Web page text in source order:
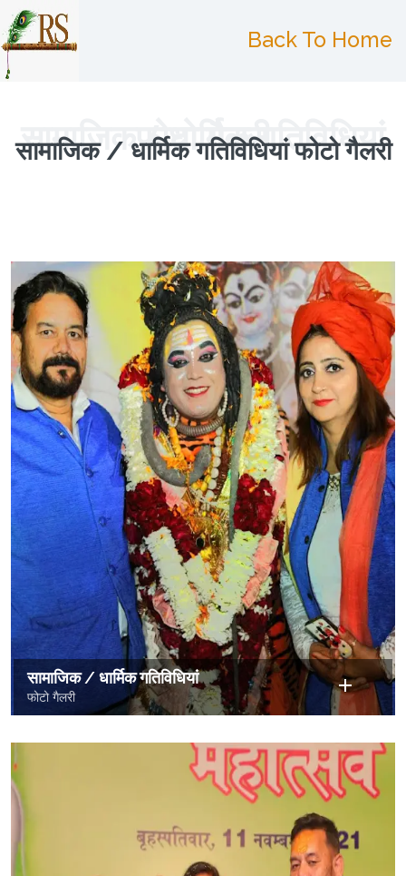
Back To Home
सामाजिक / धार्मिक गतिविधियां फोटो गैलरी
सामाजिक / धार्मिक गतिविधियां फोटो गैलरी
सामाजिक / धार्मिक गतिविधियां
फोटो गैलरी